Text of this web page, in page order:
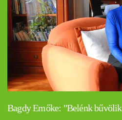
Bagdy Emőke: "Belénk